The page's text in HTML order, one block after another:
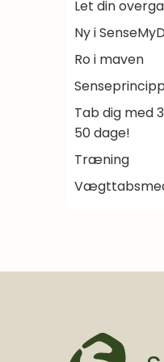
Let din
Ny i
Ro i maven
Tab dig med
50 dage!
Træning